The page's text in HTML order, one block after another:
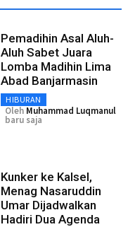
Pemadihin Asal Aluh-
Aluh Sabet Juara
Lomba Madihin Lima
Abad Banjarmasin
HIBURAN
Oleh Muhammad Luqmanul
baru saja
Kunker ke Kalsel,
Menag Nasaruddin
Umar Dijadwalkan
Hadiri Dua Agenda